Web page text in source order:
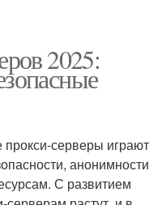
2025:
серверы играют
анонимности
С развитием